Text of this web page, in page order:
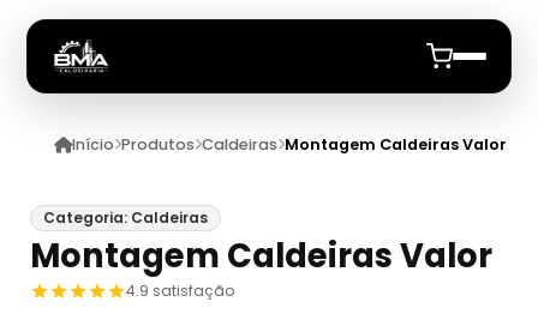
Início
Quem Somos
Produtos
Início Produtos Caldeiras Montagem Caldeiras Valor
Categoria: Caldeiras
Montagem Caldeiras Valor
4.9 satisfação